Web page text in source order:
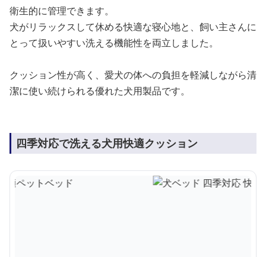
衛生的に管理できます。
犬がリラックスして休める快適な寝心地と、飼い主さんに
とって扱いやすい洗える機能性を両立しました。
クッション性が高く、愛犬の体への負担を軽減しながら清
潔に使い続けられる優れた犬用製品です。
四季対応で洗える犬用快適クッション